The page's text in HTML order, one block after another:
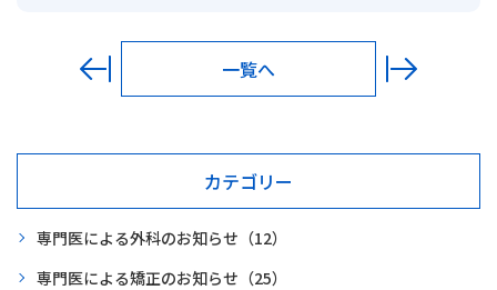
一覧へ
カテゴリー
専門医による外科のお知らせ （12）
専門医による矯正のお知らせ （25）